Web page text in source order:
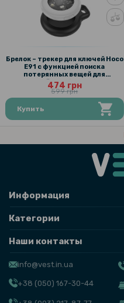
Брелок – трекер для ключей Hoco
E91 с функцией поиска
потерянных вещей для
устройств с iOS, White
474 грн
599 грн
Купить
Информация
Категории
Наши контакты
info@vest.in.ua
+38 (050) 167-30-44